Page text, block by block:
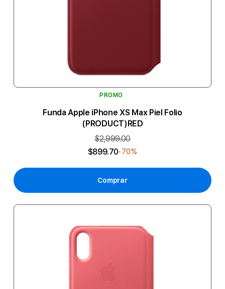
PROMO
Funda Apple iPhone XS Max Piel Folio
(PRODUCT)RED
$2,999.00
$899.70-70%
Comprar